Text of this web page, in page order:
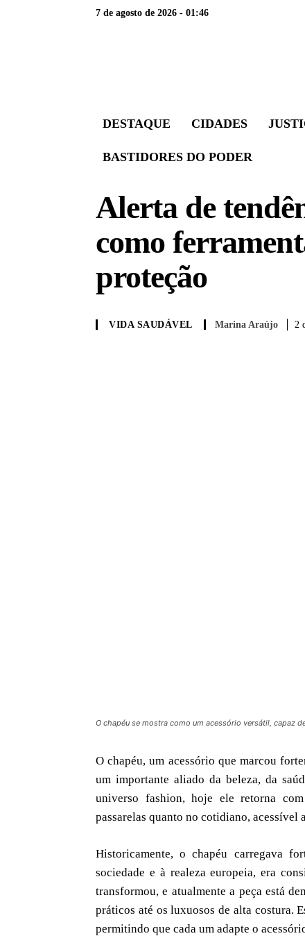
7 de agosto de 2026 - 01:46
DESTAQUE CIDADES
BASTIDORES DO PODER
Alerta de
como
proteção
VIDA SAUDÁVEL Marina Araújo 2
O chapéu se mostra como um acessório versátil, capaz
O chapéu, um acessório que marcou
um importante aliado da beleza, da
universo fashion, hoje ele retorna
passarelas quanto no cotidiano, acessível
Historicamente, o chapéu carregava
sociedade e à realeza europeia, era
transformou, e atualmente a peça está
práticos até os luxuosos de alta costura.
permitindo que cada um adapte o